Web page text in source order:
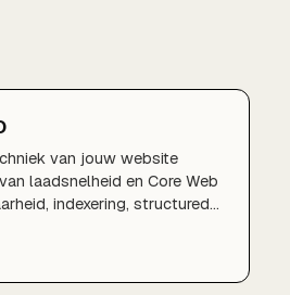
van jouw website
laadsnelheid en Core Web
indexering, structured
je andere SEO-